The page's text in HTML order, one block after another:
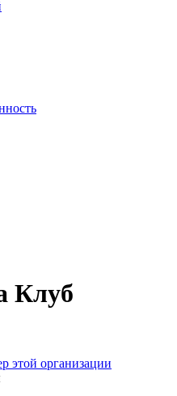
Клуб
этой организации